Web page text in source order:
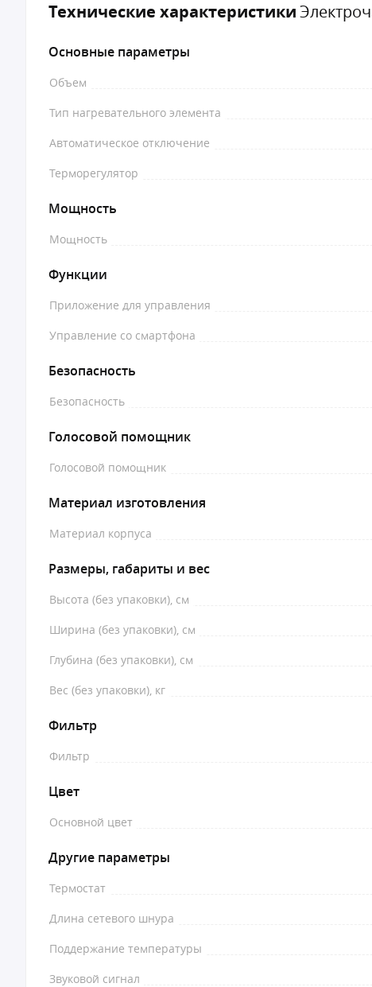
Технические характеристики
Основные параметры
Объем
Тип нагревательного элемента
Автоматическое отключение
Терморегулятор
Мощность
Мощность
Функции
Приложение для управления
Управление со смартфона
Безопасность
Безопасность
Голосовой помощник
Голосовой помощник
Материал изготовления
Материал корпуса
Размеры, габариты и вес
Высота (без упаковки), см
Ширина (без упаковки), см
Глубина (без упаковки), см
Вес (без упаковки), кг
Фильтр
Фильтр
Цвет
Основной цвет
Другие параметры
Термостат
Длина сетевого шнура
Поддержание температуры
Звуковой сигнал